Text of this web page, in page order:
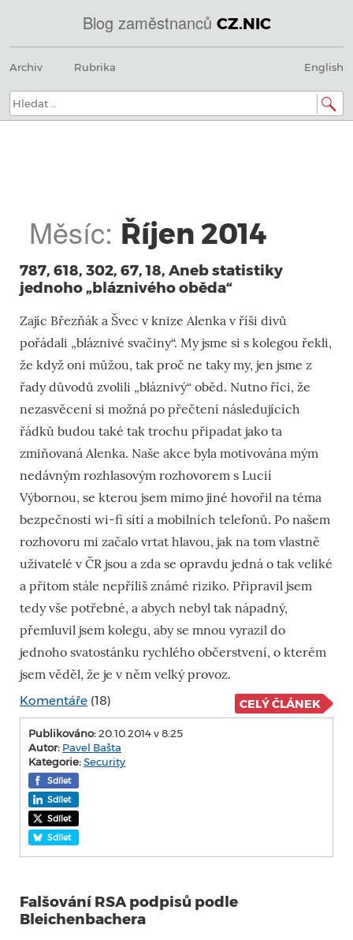
Blog zaměstnanců CZ.NIC
@
IN
SOA
nic.cz.
Menu
na
Archiv Rubrika English
Hledat:
Měsíc: Říjen 2014
787, 618, 302, 67, 18, Aneb statistiky
jednoho „bláznivého oběda“
Zajíc Březňák a Švec v knize Alenka v říši divů
pořádali „bláznivé svačiny“. My jsme si s kolegou řekli,
že když oni můžou, tak proč ne taky my, jen jsme z
řady důvodů zvolili „bláznivý“ oběd. Nutno říci, že
nezasvěcení si možná po přečtení následujících
řádků budou také tak trochu připadat jako ta
zmiňovaná Alenka. Naše akce byla motivována mým
nedávným rozhlasovým rozhovorem s Lucií
Výbornou, se kterou jsem mimo jiné hovořil na téma
bezpečnosti wi-fi sítí a mobilních telefonů. Po našem
rozhovoru mi začalo vrtat hlavou, jak na tom vlastně
uživatelé v ČR jsou a zda se opravdu jedná o tak veliké
a přitom stále nepříliš známé riziko. Připravil jsem
tedy vše potřebné, a abych nebyl tak nápadný,
přemluvil jsem kolegu, aby se mnou vyrazil do
jednoho svatostánku rychlého občerstvení, o kterém
jsem věděl, že je v něm velký provoz.
Komentáře (18) CELÝ ČLÁNEK
Publikováno:20.10.2014 v 8:25
Autor: Pavel Bašta
Kategorie:Security
Sdílet
Sdílet
Sdílet
Sdílet
Falšování RSA podpisů podle
Bleichenbachera